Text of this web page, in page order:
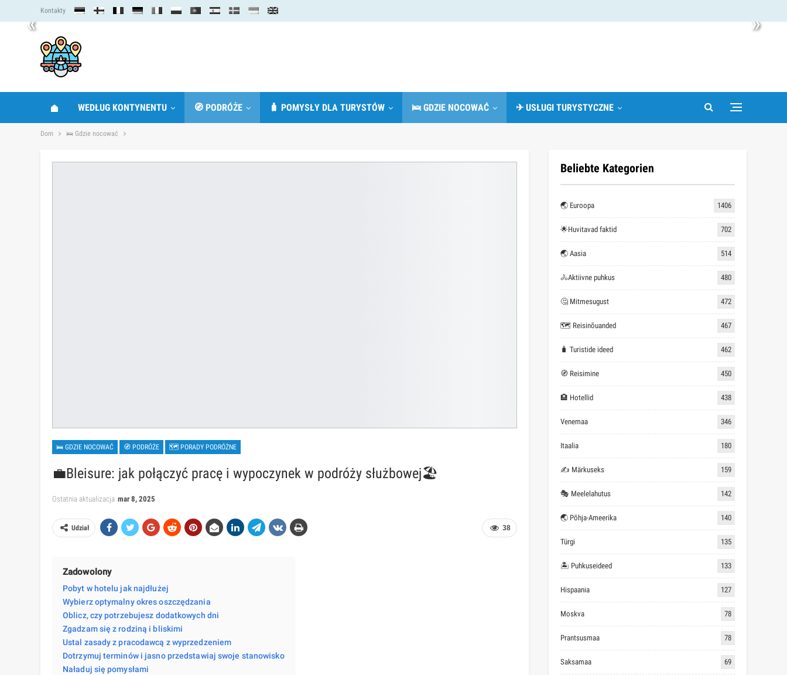
« »
Kontakty
WEDŁUG KONTYNENTU 🧭 PODRÓŻE 🧳 POMYSŁY DLA TURYSTÓW 🛌 GDZIE NOCOWAĆ ✈ USŁUGI TURYSTYCZNE
Dom 🛌 Gdzie nocować
🛌 GDZIE NOCOWAĆ 🧭 PODRÓŻE 🗺 PORADY PODRÓŻNE
💼Bleisure: jak połączyć pracę i wypoczynek w podróży służbowej🏖️
Ostatnia aktualizacja mar 8, 2025
38
Udział
Zadowolony
Pobyt w hotelu jak najdłużej
Wybierz optymalny okres oszczędzania
Oblicz, czy potrzebujesz dodatkowych dni
Zgadzam się z rodziną i bliskimi
Ustal zasady z pracodawcą z wyprzedzeniem
Dotrzymuj terminów i jasno przedstawiaj swoje stanowisko
Naładuj się pomysłami
Beliebte Kategorien
🌏 Euroopa 1406
🌟Huvitavad faktid 702
🌏 Aasia 514
🚴Aktiivne puhkus 480
🤔 Mitmesugust 472
🗺 Reisinõuanded 467
🧳 Turistide ideed 462
🧭 Reisimine 450
🏨 Hotellid 438
Venemaa 346
Itaalia 180
✍ Märkuseks 159
🎭 Meelelahutus 142
🌏 Põhja-Ameerika 140
Türgi 135
🏝 Puhkuseideed 133
Hispaania 127
Moskva 78
Prantsusmaa 78
Saksamaa 69